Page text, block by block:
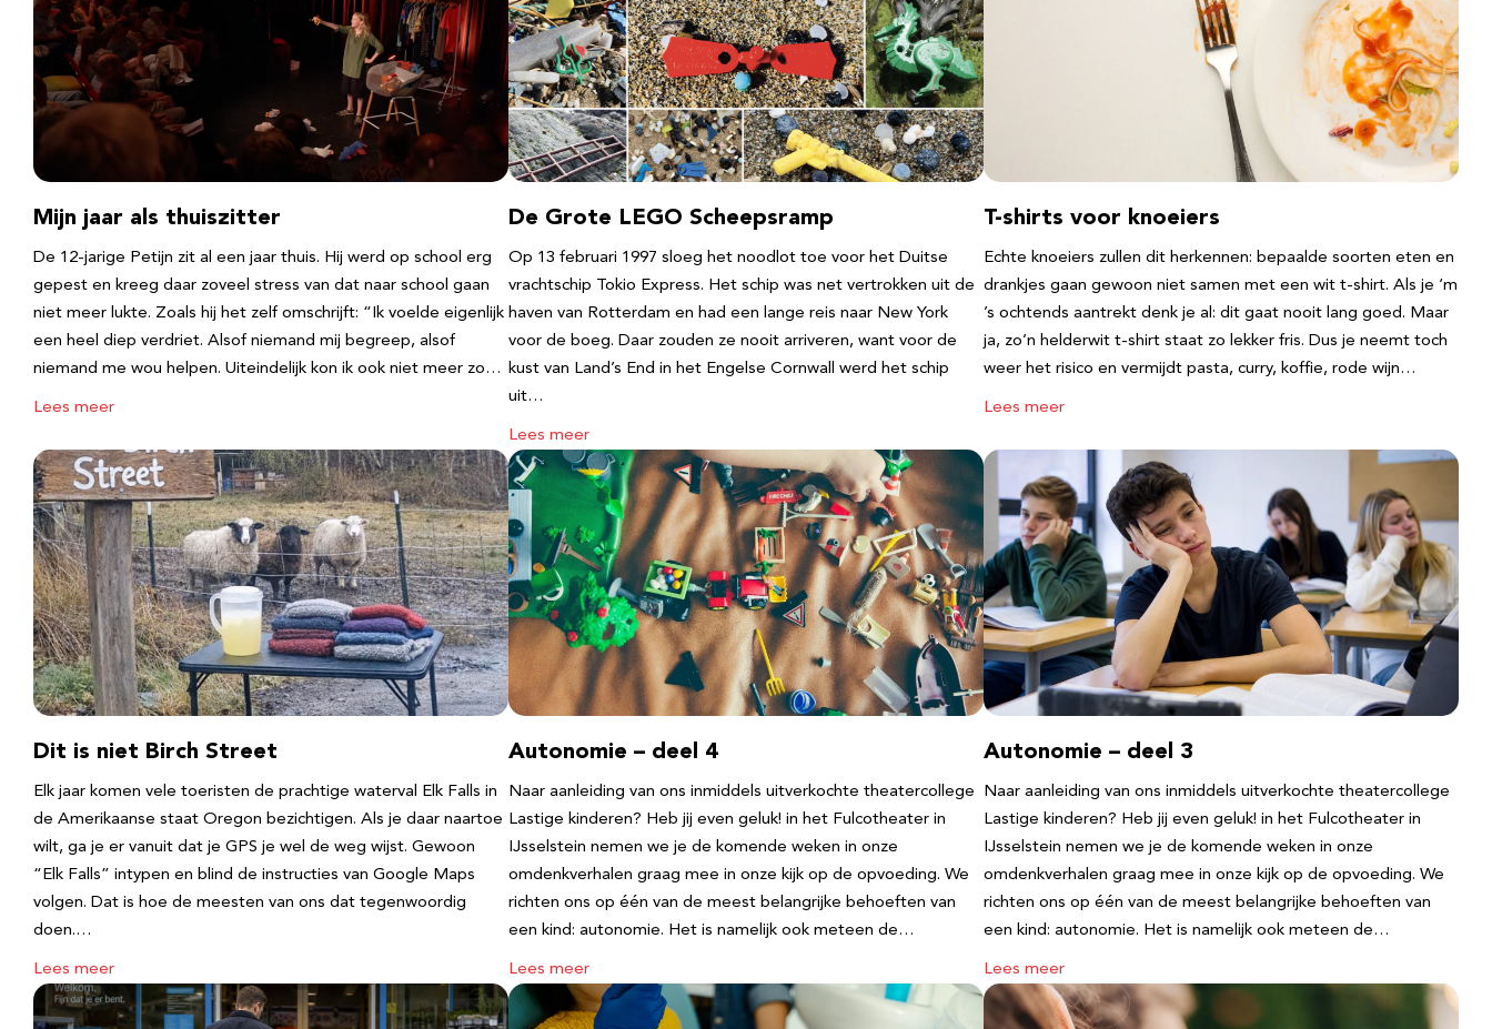
Mijn jaar als thuiszitter
De 12-jarige Petijn zit al een jaar thuis. Hij werd op school erg
gepest en kreeg daar zoveel stress van dat naar school gaan
niet meer lukte. Zoals hij het zelf omschrijft: “Ik voelde eigenlijk
een heel diep verdriet. Alsof niemand mij begreep, alsof
niemand me wou helpen. Uiteindelijk kon ik ook niet meer zo…
Lees meer
De Grote LEGO Scheepsramp
Op 13 februari 1997 sloeg het noodlot toe voor het Duitse
vrachtschip Tokio Express. Het schip was net vertrokken uit de
haven van Rotterdam en had een lange reis naar New York
voor de boeg. Daar zouden ze nooit arriveren, want voor de
kust van Land’s End in het Engelse Cornwall werd het schip
uit…
Lees meer
T-shirts voor knoeiers
Echte knoeiers zullen dit herkennen: bepaalde soorten eten en
drankjes gaan gewoon niet samen met een wit t-shirt. Als je ‘m
’s ochtends aantrekt denk je al: dit gaat nooit lang goed. Maar
ja, zo’n helderwit t-shirt staat zo lekker fris. Dus je neemt toch
weer het risico en vermijdt pasta, curry, koffie, rode wijn…
Lees meer
Dit is niet Birch Street
Elk jaar komen vele toeristen de prachtige waterval Elk Falls in
de Amerikaanse staat Oregon bezichtigen. Als je daar naartoe
wilt, ga je er vanuit dat je GPS je wel de weg wijst. Gewoon
“Elk Falls” intypen en blind de instructies van Google Maps
volgen. Dat is hoe de meesten van ons dat tegenwoordig
doen.…
Lees meer
Autonomie – deel 4
Naar aanleiding van ons inmiddels uitverkochte theatercollege
Lastige kinderen? Heb jij even geluk! in het Fulcotheater in
IJsselstein nemen we je de komende weken in onze
omdenkverhalen graag mee in onze kijk op de opvoeding. We
richten ons op één van de meest belangrijke behoeften van
een kind: autonomie. Het is namelijk ook meteen de…
Lees meer
Autonomie – deel 3
Naar aanleiding van ons inmiddels uitverkochte theatercollege
Lastige kinderen? Heb jij even geluk! in het Fulcotheater in
IJsselstein nemen we je de komende weken in onze
omdenkverhalen graag mee in onze kijk op de opvoeding. We
richten ons op één van de meest belangrijke behoeften van
een kind: autonomie. Het is namelijk ook meteen de…
Lees meer